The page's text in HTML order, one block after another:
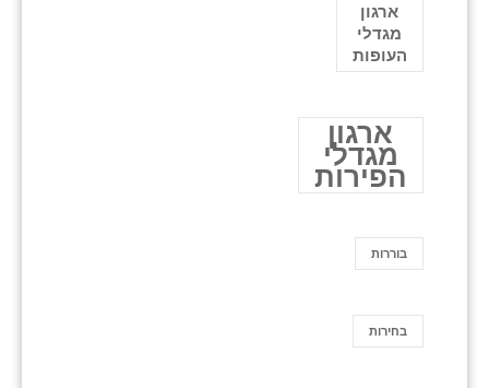
ארגון
מגדלי
העופות
ארגון
מגדלי
הפירות
בוררות
בחירות